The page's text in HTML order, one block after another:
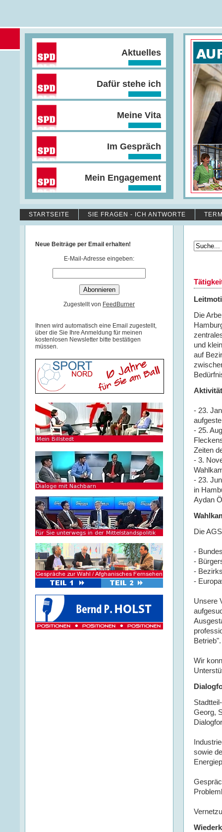
Aktuelles
Dafür stehe ich
Meine Vita
Im Gespräch
Mein Engagement
STARTSEITE SIE FRAGEN - ICH ANTWORTE
Neue Beiträge per Email erhalten!
E-Mail-Adresse eingeben:
Zugestellt von FeedBurner
Ihnen wird automatisch eine Email zugestellt,
über die Sie Ihre Anmeldung für meinen
kostenlosen Newsletter bitte bestätigen
müssen.
Die
und
auf
- 23.
- 25.
Zeiten
- 3.
- 23.
in
Aydan
Die
-
-
-
-
Unsere
Betrieb".
Wir
Georg,
sowie